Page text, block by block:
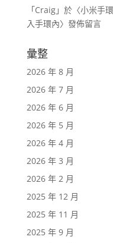
「Craig」於〈小米手
入手環內〉發佈留言
彙整
2026 年 8 月
2026 年 7 月
2026 年 6 月
2026 年 5 月
2026 年 4 月
2026 年 3 月
2026 年 2 月
2025 年 12 月
2025 年 11 月
2025 年 9 月